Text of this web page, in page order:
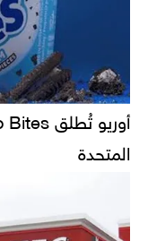
المتحدة